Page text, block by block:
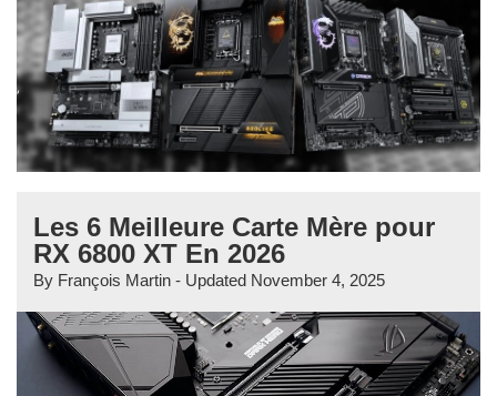
Les 6 Meilleure Carte Mère pour
RX 6800 XT En 2026
By François Martin - Updated November 4, 2025